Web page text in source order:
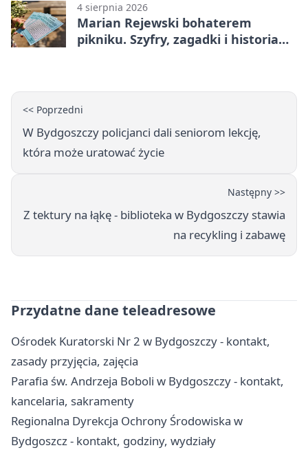
4 sierpnia 2026
Marian Rejewski bohaterem
pikniku. Szyfry, zagadki i historia
<< Poprzedni
W Bydgoszczy policjanci dali seniorom lekcję,
która może uratować życie
Następny >>
Z tektury na łąkę - biblioteka w Bydgoszczy stawia
na recykling i zabawę
Przydatne dane teleadresowe
Ośrodek Kuratorski Nr 2 w Bydgoszczy - kontakt,
zasady przyjęcia, zajęcia
Parafia św. Andrzeja Boboli w Bydgoszczy - kontakt,
kancelaria, sakramenty
Regionalna Dyrekcja Ochrony Środowiska w
Bydgoszcz - kontakt, godziny, wydziały